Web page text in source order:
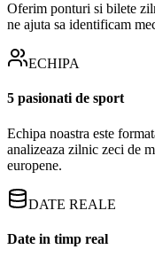
Oferim ponturi si bilete
ne ajuta sa identificam
ECHIPA
5 pasionati de sport
Echipa noastra este
analizeaza zilnic zeci de
europene.
DATE REALE
Date in timp real